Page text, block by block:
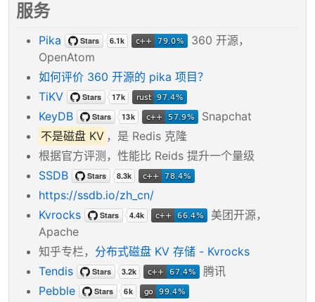
服务
Pika
360 开源，
OpenAtom
如何评价 360 开源的 pika 项目？
TiKV
KeyDB
Snapchat
不是磁盘 KV ，是 Redis 克隆
根据官方评测，性能比 Reids 提升一个量级
SSDB
https://ssdb.io/zh_cn/
Kvrocks
美团开源，
Apache
知乎专栏， 分布式磁盘 KV 存储 - Kvrocks
Tendis
腾讯
Pebble